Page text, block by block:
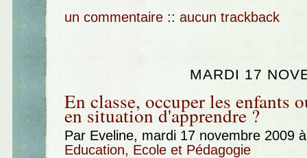
un commentaire :: aucun trackback
MARDI 17
En classe, occuper les enfants
en situation d'apprendre ?
Par Eveline, mardi 17 novembre 2009
Education, Ecole et Pédagogie